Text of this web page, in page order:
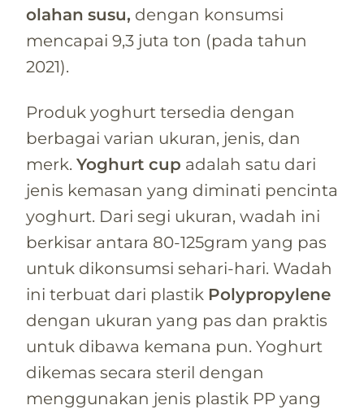
olahan susu, dengan konsumsi
mencapai 9,3 juta ton (pada tahun
2021).
Produk yoghurt tersedia dengan
berbagai varian ukuran, jenis, dan
merk. Yoghurt cup adalah satu dari
jenis kemasan yang diminati pencinta
yoghurt. Dari segi ukuran, wadah ini
berkisar antara 80-125gram yang pas
untuk dikonsumsi sehari-hari. Wadah
ini terbuat dari plastik Polypropylene
dengan ukuran yang pas dan praktis
untuk dibawa kemana pun. Yoghurt
dikemas secara steril dengan
menggunakan jenis plastik PP yang